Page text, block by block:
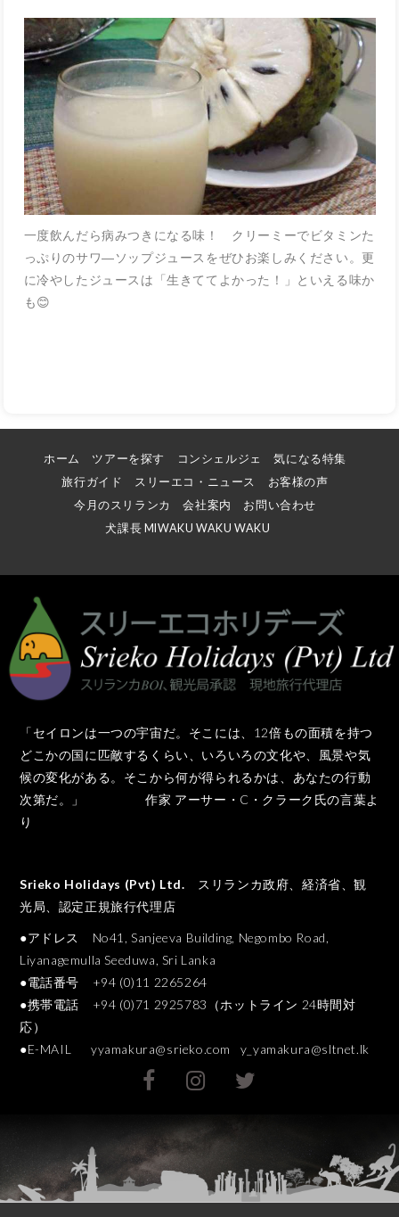
一度飲んだら病みつきになる味！ クリーミーでビタミンた
っぷりのサワ―ソップジュースをぜひお楽しみください。更
に冷やしたジュースは「生きててよかった！」といえる味か
も😊
ホーム ツアーを探す コンシェルジェ
気になる特集
旅行ガイド
スリーエコ・ニュース
お客様の声
今月のスリランカ
会社案内
お問い合わせ
犬課長 MIWAKU WAKU WAKU
「セイロンは一つの宇宙だ。そこには、12倍もの面積を持つ
どこかの国に匹敵するくらい、いろいろの文化や、風景や気
候の変化がある。そこから何が得られるかは、あなたの行動
次第だ。」 作家 アーサー・C・クラーク氏の言葉よ
り
Srieko Holidays (Pvt) Ltd. スリランカ政府、経済省、観
光局、認定正規旅行代理店
●アドレス No41, Sanjeeva Building, Negombo Road,
Liyanagemulla Seeduwa, Sri Lanka
●電話番号 +94 (0)11 2265264
●携帯電話 +94 (0)71 2925783（ホットライン 24時間対
応）
●E-MAIL yyamakura@srieko.com y_yamakura@sltnet.lk